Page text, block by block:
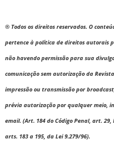
® Todos os direitos reservados. O
pertence à política de direitos autorais
não havendo permissão para sua
comunicação sem autorização da
impressão ou transmissão por
prévia autorização por qualquer meio,
email. (Art. 184 do Código Penal, art.
arts. 183 a 195, da Lei 9.279/96).